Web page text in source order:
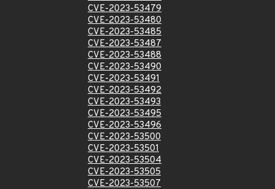
CVE-2023-53479
CVE-2023-53480
CVE-2023-53485
CVE-2023-53487
CVE-2023-53488
CVE-2023-53490
CVE-2023-53491
CVE-2023-53492
CVE-2023-53493
CVE-2023-53495
CVE-2023-53496
CVE-2023-53500
CVE-2023-53501
CVE-2023-53504
CVE-2023-53505
CVE-2023-53507